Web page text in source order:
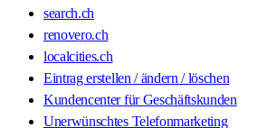
search.ch
renovero.ch
localcities.ch
Eintrag erstellen / ändern / löschen
Kundencenter für Geschäftskunden
Unerwünschtes Telefonmarketing